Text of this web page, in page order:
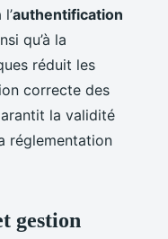
authentification
qu’à la
réduit les
correcte des
la validité
réglementation
gestion